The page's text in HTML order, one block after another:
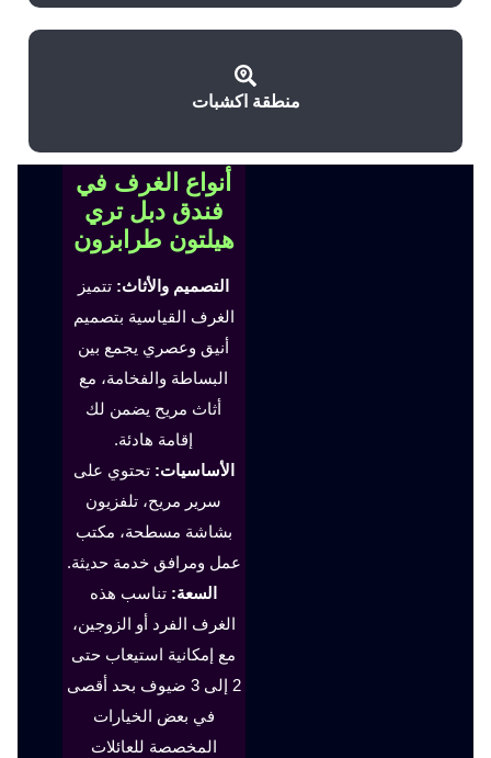
منطقة اكشبات
أنواع الغرف في
فندق دبل تري
هيلتون طرابزون
التصميم والأثاث: تتميز
الغرف القياسية بتصميم
أنيق وعصري يجمع بين
البساطة والفخامة، مع
أثاث مريح يضمن لك
إقامة هادئة.
الأساسيات: تحتوي على
سرير مريح، تلفزيون
بشاشة مسطحة، مكتب
عمل ومرافق خدمة حديثة.
السعة: تناسب هذه
الغرف الفرد أو الزوجين،
مع إمكانية استيعاب حتى
2 إلى 3 ضيوف بحد أقصى
في بعض الخيارات
المخصصة للعائلات